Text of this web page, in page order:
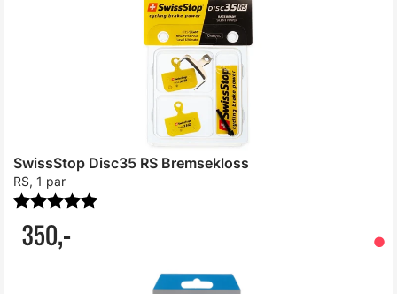
SwissStop Disc35 RS Bremsekloss
RS, 1 par
350,-
Karakter: